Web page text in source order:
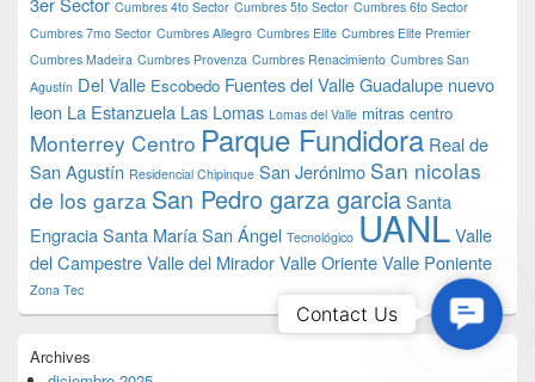
Cumbres 4to Sector Cumbres 5to Sector Cumbres 6to Sector
Cumbres 7mo Sector Cumbres Allegro Cumbres Elite Cumbres Elite Premier
Cumbres Madeira Cumbres Provenza Cumbres Renacimiento Cumbres San
Agustín Del Valle Escobedo Fuentes del ValleGuadalupe nuevo
leon La Estanzuela Las Lomas Lomas del Valle mitras centro
Monterrey Centro Parque Fundidora Real de
San Agustín Residencial Chipinque San Jerónimo San nicolas
de los garza San Pedro garza garciaSanta
EngraciaSanta MaríaSan Ángel Tecnológico UANLValle
del CampestreValle del MiradorValle OrienteValle Poniente
Zona Tec
Archives
Us
Contact Us